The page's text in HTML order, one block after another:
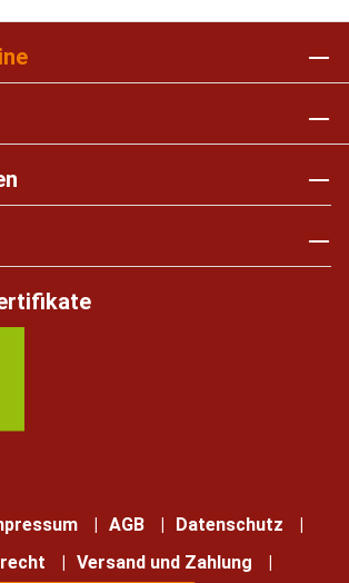
AGB
Datenschutz
Versand und Zahlung